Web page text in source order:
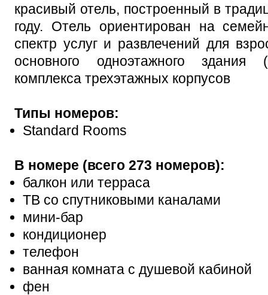
красивый отель, построенный в
году. Отель ориентирован на
спектр услуг и развлечений для
основного одноэтажного здания
комплекса трехэтажных корпусов
Типы номеров:
Standard Rooms
В номере (всего 273 номеров):
балкон или терраса
ТВ со спутниковыми каналами
мини-бар
кондиционер
телефон
ванная комната с душевой кабиной
фен